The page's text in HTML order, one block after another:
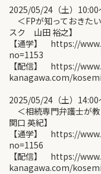
2025/05/24（土）10:00
＜FPが知っておきた
スク 山田 裕之】
【通学】 https://
no=1153
【配信】 https://
kanagawa.com/
2025/05/24（土）14:00
＜相続専門弁護士が
関口 英紀】
【通学】 https://
no=1156
【配信】 https://
kanagawa.com/